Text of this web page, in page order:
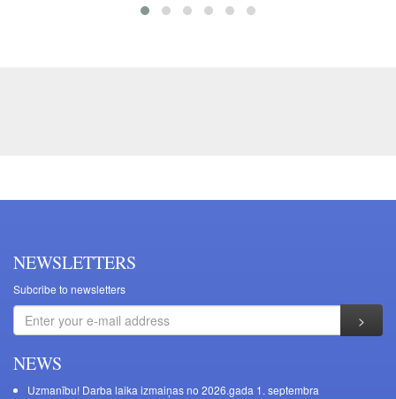
NEWSLETTERS
Subcribe to newsletters
NEWS
Uzmanību! Darba laika izmaiņas no 2026.gada 1. septembra